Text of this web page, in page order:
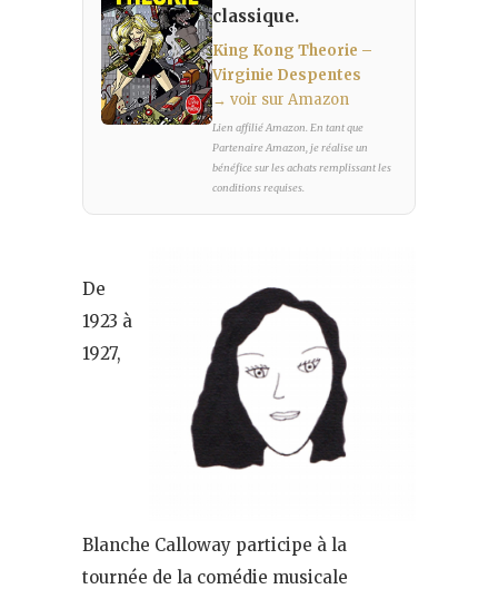
classique.
King Kong Theorie –
Virginie Despentes
→ voir sur Amazon
Lien affilié Amazon. En tant que
Partenaire Amazon, je réalise un
bénéfice sur les achats remplissant les
conditions requises.
De
1923 à
1927,
Blanche Calloway participe à la
tournée de la comédie musicale